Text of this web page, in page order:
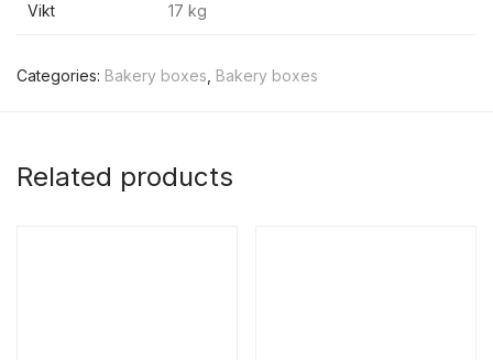
Vikt 17 kg
Categories: Bakery boxes Bakery boxes
Related products